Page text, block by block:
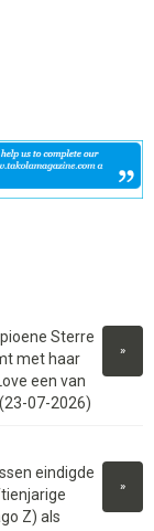
»
Sterre
met haar
een van
07-2026)
»
eindigde
Z) als